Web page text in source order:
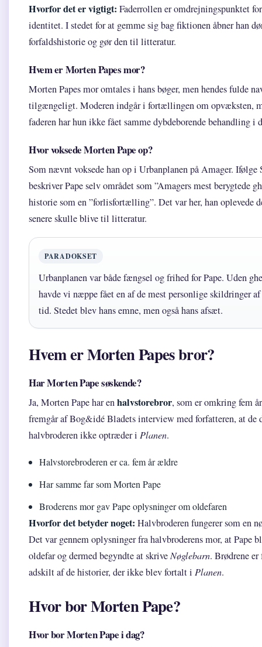
Hvorfor det er vigtigt: Faderrollen er omdrejningspunktet
identitet. I stedet for at gemme sig bag fiktionen åbner han
forfaldshistorie og gør den til litteratur.
Hvem er Morten Papes mor?
Morten Papes mor omtales i hans bøger, men hendes fulde
tilgængeligt. Moderen indgår i fortællingen om opvæksten,
faderen har hun ikke fået samme dybdeborende behandling i
Hvor voksede Morten Pape op?
Som nævnt voksede han op i Urbanplanen på Amager. Ifølge
beskriver Pape selv området som ”Amagers mest berygtede
historie som en ”forlisfortælling”. Det var her, han oplevede
senere skulle blive til litteratur.
PARADOKSET
Urbanplanen var både fængsel og frihed for Pape. Uden
havde vi næppe fået en af de mest personlige skildringer
tid. Stedet blev hans emne, men også hans afsæt.
Hvem er Morten Papes bror?
Har Morten Pape søskende?
Ja, Morten Pape har enhalvstorebror, som er omkring fem
fremgår af Bog&idé Bladets interview med forfatteren, at de
halvbroderen ikke optræder i Planen.
Halvstorebroderen er ca. fem år ældre
Har samme far som Morten Pape
Broderens mor gav Pape oplysninger om oldefaren
Hvorfor det betyder noget: Halvbroderen fungerer som en
Det var gennem oplysninger fra halvbroderens mor, at Pape
oldefar og dermed begyndte at skrive Nøglebarn. Brødrene
adskilt af de historier, der ikke blev fortalt i Planen.
Hvor bor Morten Pape?
Hvor bor Morten Pape i dag?